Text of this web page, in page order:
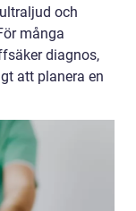
och
många
diagnos,
att planera en